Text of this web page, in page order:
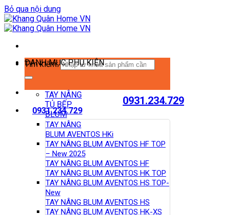
Bỏ qua nội dung
Tìm kiếm:
0931.234.729
0931.234.729
DANH MỤC PHỤ KIỆN
TAY NÂNG
TỦ BẾP
BLUM
TAY NÂNG
BLUM AVENTOS HKi
TAY NÂNG BLUM AVENTOS HF TOP
– New 2025
TAY NÂNG BLUM AVENTOS HF
TAY NÂNG BLUM AVENTOS HK TOP
TAY NÂNG BLUM AVENTOS HS TOP-
New
TAY NÂNG BLUM AVENTOS HS
TAY NÂNG BLUM AVENTOS HK-XS